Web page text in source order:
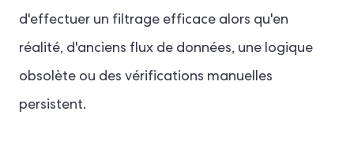
d'effectuer un filtrage efficace alors qu'en
réalité, d'anciens flux de données, une logique
obsolète ou des vérifications manuelles
persistent.